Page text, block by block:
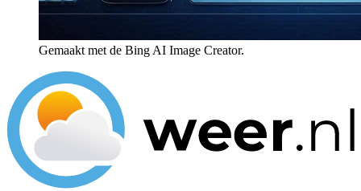
Gemaakt met de Bing AI Image Creator.